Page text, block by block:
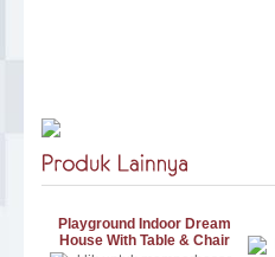
Playground Indoor Dream
House With Table & Chair